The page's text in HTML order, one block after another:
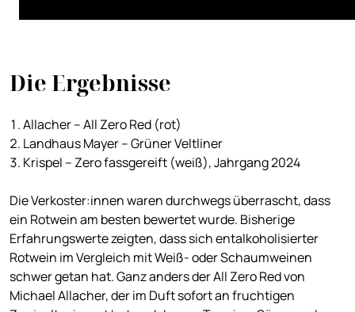
Die Ergebnisse
Allacher – All Zero Red (rot)
Landhaus Mayer – Grüner Veltliner
Krispel – Zero fassgereift (weiß), Jahrgang 2024
Die Verkoster:innen waren durchwegs überrascht, dass
ein Rotwein am besten bewertet wurde. Bisherige
Erfahrungswerte zeigten, dass sich entalkoholisierter
Rotwein im Vergleich mit Weiß- oder Schaumweinen
schwer getan hat. Ganz anders der All Zero Red von
Michael Allacher, der im Duft sofort an fruchtigen